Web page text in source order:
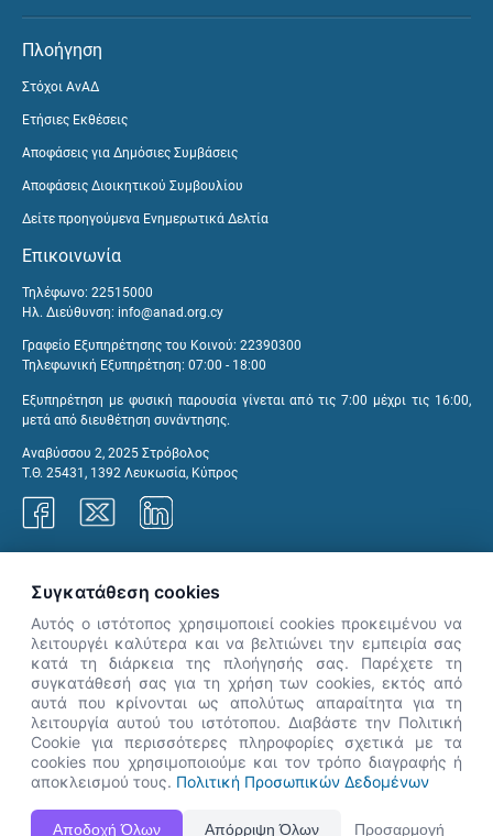
Πλοήγηση
Στόχοι ΑνΑΔ
Ετήσιες Εκθέσεις
Αποφάσεις για Δημόσιες Συμβάσεις
Αποφάσεις Διοικητικού Συμβουλίου
Δείτε προηγούμενα Ενημερωτικά Δελτία
Επικοινωνία
Τηλέφωνο: 22515000
Ηλ. Διεύθυνση: info@anad.org.cy
Γραφείο Εξυπηρέτησης του Κοινού: 22390300
Τηλεφωνική Εξυπηρέτηση: 07:00 - 18:00
Εξυπηρέτηση με φυσική παρουσία γίνεται από τις 7:00 μέχρι τις 16:00,
μετά από διευθέτηση συνάντησης.
Αναβύσσου 2, 2025 Στρόβολος
Τ.Θ. 25431, 1392 Λευκωσία, Κύπρος
Η Ιστοσελίδα ΑνΑΔ είναι πλήρως συμβατή με τις νεότερες εκδόσεις, Google Chrome, Mozilla Firefox,
Apple Safari καθώς και Internet Explorer.
👋 Καλώς ήρθες! Είμαι η Νόησις.
Πες μου πώς μπορώ να σε βοηθήσω
σήμερα.
Συγκατάθεση cookies
Αυτός ο ιστότοπος χρησιμοποιεί cookies προκειμένου να
λειτουργέι καλύτερα και να βελτιώνει την εμπειρία σας
κατά τη διάρκεια της πλοήγησής σας. Παρέχετε τη
συγκατάθεσή σας για τη χρήση των cookies, εκτός από
αυτά που κρίνονται ως απολύτως απαραίτητα για τη
λειτουργία αυτού του ιστότοπου. Διαβάστε την Πολιτική
Cookie για περισσότερες πληροφορίες σχετικά με τα
cookies που χρησιμοποιούμε και τον τρόπο διαγραφής ή
αποκλεισμού τους. Πολιτική Προσωπικών Δεδομένων
Αποδοχή Όλων Απόρριψη Όλων Προσαρμογή